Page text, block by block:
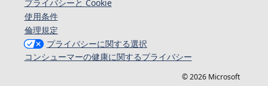
プライバシーと Cookie
使用条件
倫理規定
プライバシーに関する選択
コンシューマーの健康に関するプライバシー
© 2026 Microsoft